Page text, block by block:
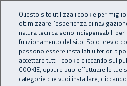
INAIL - Istituto
Navigazione
Navigazione - Ti trovi in:
Home Inail comunica Pubblicazioni
Questo sito utilizza i cookie per
ottimizzare l’esperienza di
natura tecnica sono indispensabili
funzionamento del sito. Solo previo
possono essere installati ulteriori
accettare tutti i cookie cliccando sul
COOKIE, oppure puoi effettuare le tue
categorie che vuoi installare, cliccando